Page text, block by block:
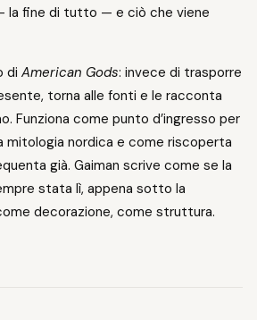
la fine di tutto — e ciò che viene
di American Gods: invece di trasporre
torna alle fonti e le racconta
Funziona come punto d’ingresso per
mitologia nordica e come riscoperta
già. Gaiman scrive come se la
stata lì, appena sotto la
decorazione, come struttura.